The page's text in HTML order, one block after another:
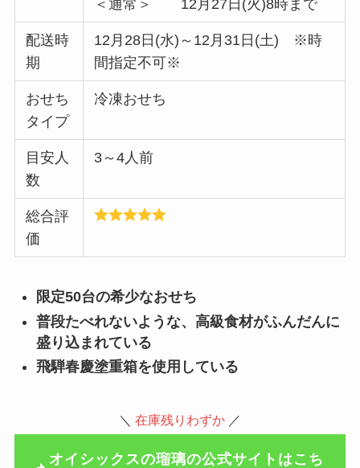
＜通常＞ 12月27日(火)8時まで
配送時
期
12月28日(水)～12月31日(土) ※時
間指定不可※
おせち
タイプ
冷凍おせち
目安人
数
3～4人前
総合評
価
限定50台の希少なおせち
普段たべれないような、高級食材がふんだんに
盛り込まれている
飛騨春慶塗重箱を使用している
＼ 在庫残りわずか ／
オイシックスの瑠璃の公式サイトはこち